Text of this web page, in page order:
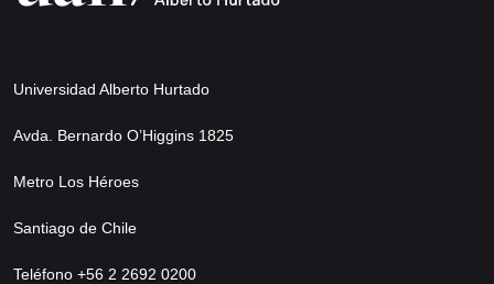
Universidad Alberto Hurtado
Avda. Bernardo O’Higgins 1825
Metro Los Héroes
Santiago de Chile
Teléfono +56 2 2692 0200